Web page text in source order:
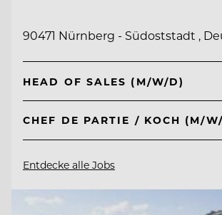
90471 Nürnberg - Südoststadt ,
HEAD OF SALES (M/W/D)
CHEF DE PARTIE / KOCH (M/
Entdecke alle Jobs